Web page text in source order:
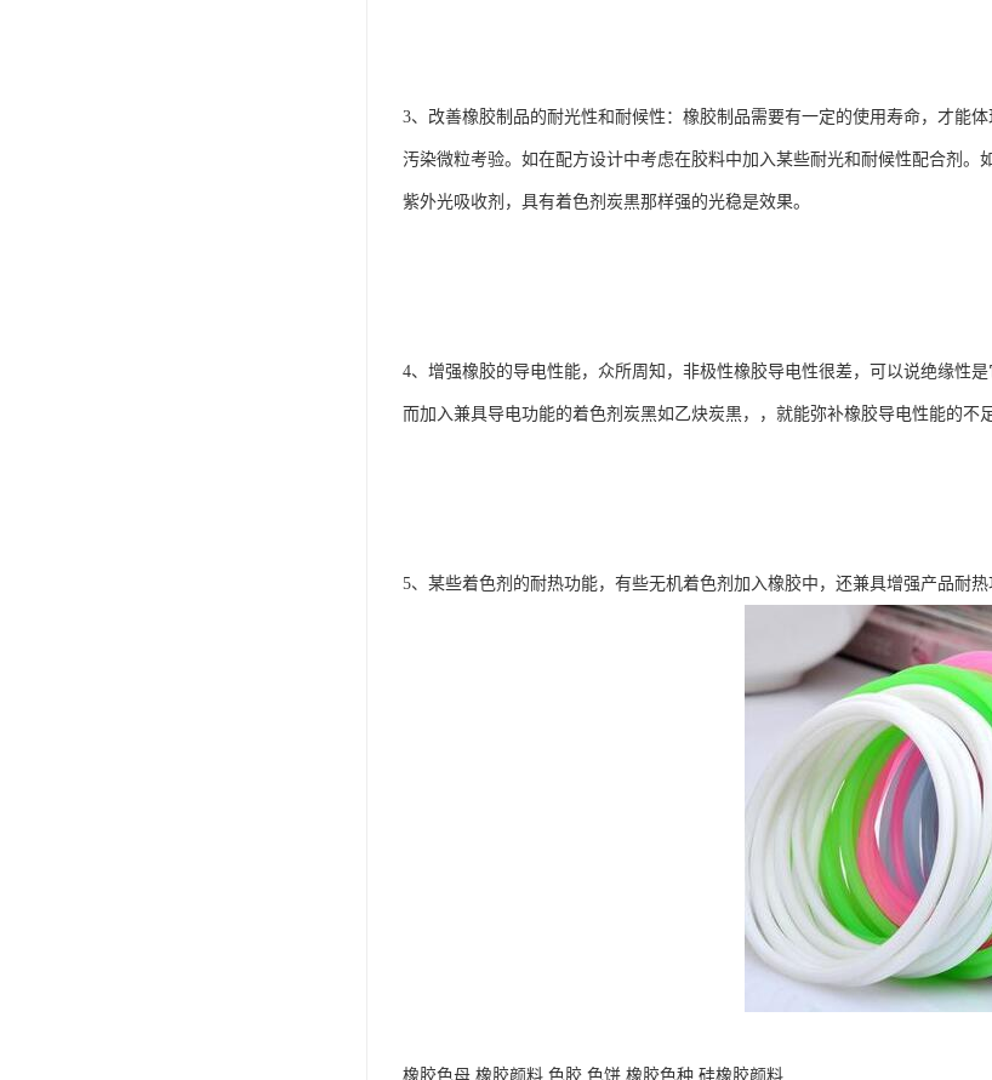
3、改善橡胶制品的耐光性和耐候性：橡胶制品需要有一定的使用寿命，才能
汚染微粒考验。如在配方设计中考虑在胶料中加入某些耐光和耐候性配合剂
紫外光吸收剂，具有着色剂炭黒那样强的光稳是效果。
4、增强橡胶的导电性能，众所周知，非极性橡胶导电性很差，可以说绝缘性
而加入兼具导电功能的着色剂炭黑如乙炔炭黒，，就能弥补橡胶导电性能的不足
5、某些着色剂的耐热功能，有些无机着色剂加入橡胶中，还兼具增强产品耐
橡胶色母 橡胶颜料 色胶 色饼 橡胶色种 硅橡胶颜料